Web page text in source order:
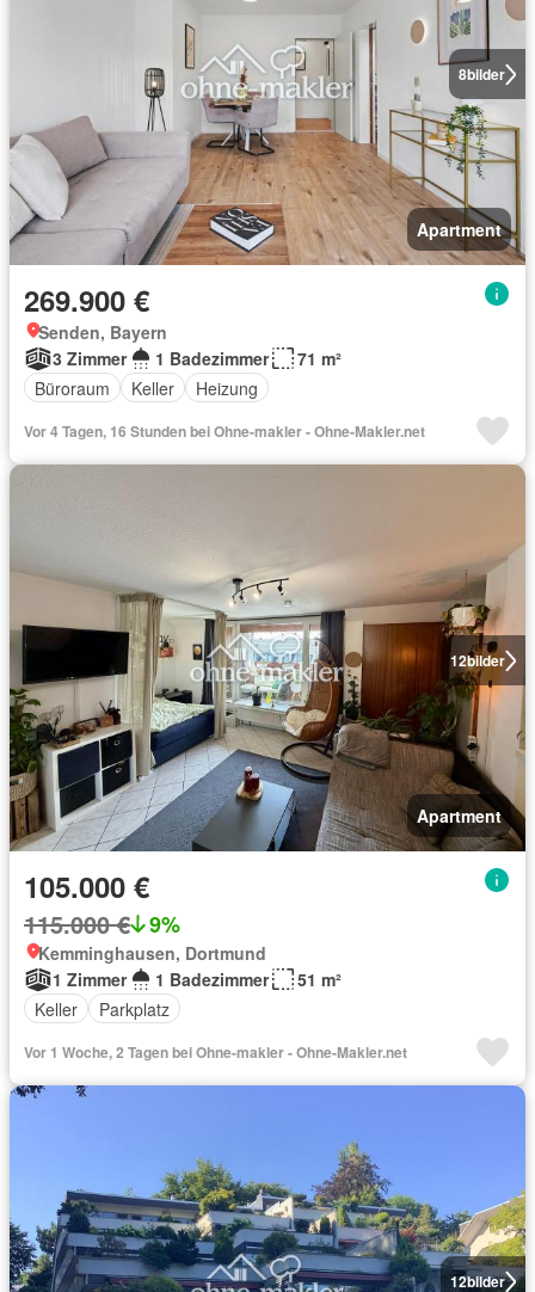
8bilder
Apartment
269.900 €
Senden, Bayern
3 Zimmer
1 Badezimmer
71 m²
Büroraum
Keller Heizung
Vor 4 Tagen, 16 Stunden bei Ohne-makler - Ohne-Makler.net
12bilder
Apartment
105.000 €
115.000 € 9%
Kemminghausen, Dortmund
1 Zimmer
1 Badezimmer
51 m²
Keller
Parkplatz
Vor 1 Woche, 2 Tagen bei Ohne-makler - Ohne-Makler.net
12bilder